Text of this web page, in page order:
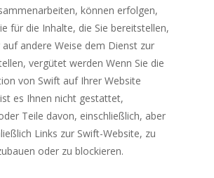
können erfolgen,
für die Inhalte, die Sie bereitstellen,
andere Weise dem Dienst zur
vergütet werden Wenn Sie die
von Swift auf Ihrer Website
es Ihnen nicht gestattet,
Teile davon, einschließlich, aber
Links zur Swift-Website, zu
oder zu blockieren.